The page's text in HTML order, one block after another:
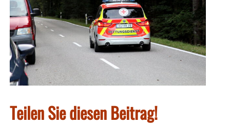
Teilen Sie diesen Beitrag!